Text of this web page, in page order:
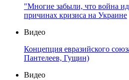
"Многие забыли, что война
причинах кризиса на Украине
Видео
Концепция евразийского
Пантелеев, Гущин)
Видео